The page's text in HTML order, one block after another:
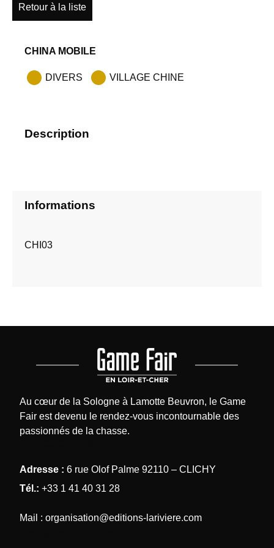
Retour à la liste
CHINA MOBILE
DIVERS VILLAGE CHINE
Description
Informations
CHI03
Au cœur de la Sologne à Lamotte Beuvron, le Game
Fair est devenu le rendez-vous incontournable des
passionnés de la chasse.
Adresse : 6 rue Olof Palme 92110 – CLICHY
Tél.: +33 1 41 40 31 28
Mail : organisation@editions-lariviere.com